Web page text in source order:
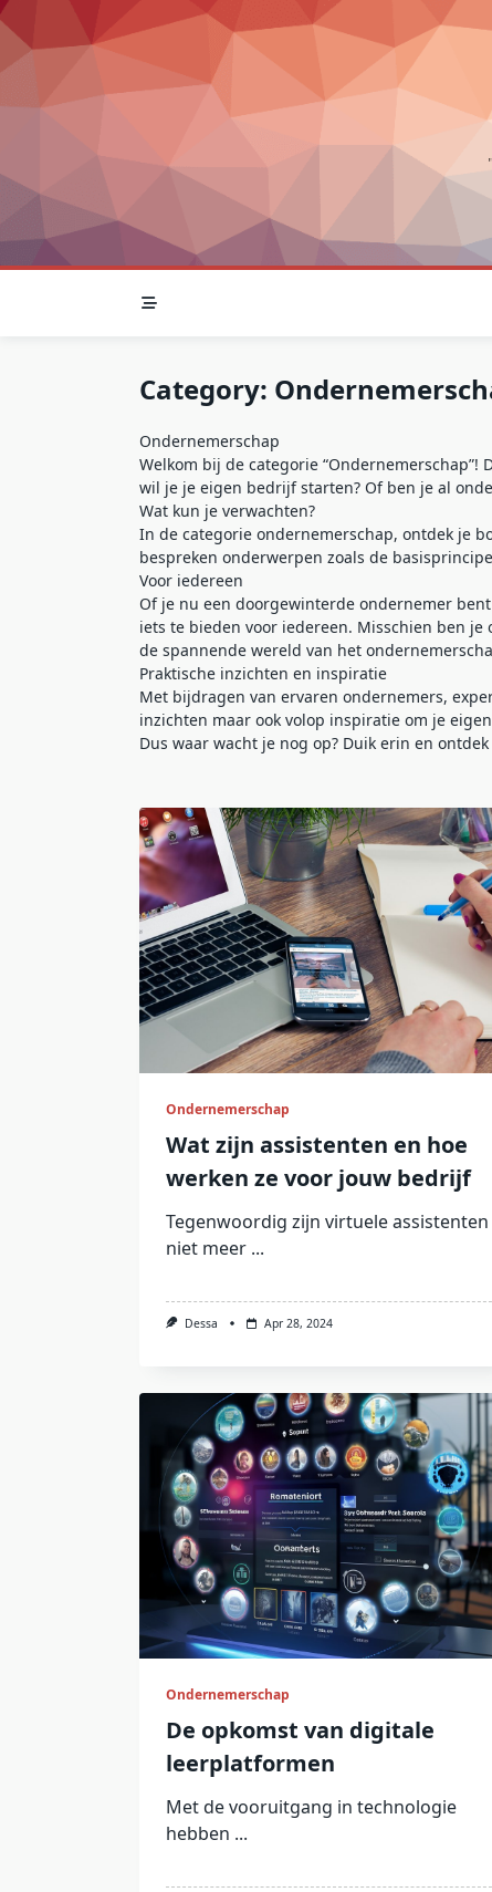
Skip
to
content
Category:
Ondernemerschap
Welkom bij de categorie
wil je je eigen bedrijf starten? Of ben je al
Wat kun je verwachten?
In de categorie ondernemerschap, ontdek je
bespreken onderwerpen zoals de
Voor iedereen
Of je nu een doorgewinterde ondernemer
iets te bieden voor iedereen. Misschien ben
de spannende wereld van het
Praktische inzichten en inspiratie
Met bijdragen van ervaren ondernemers,
inzichten maar ook volop inspiratie om je
Dus waar wacht je nog op? Duik erin en
Ondernemerschap
Wat zijn assistenten en hoe
werken ze voor jouw bedrijf
Tegenwoordig zijn virtuele assistenten
niet meer ...
Dessa Apr 28, 2024
Ondernemerschap
De opkomst van digitale
leerplatformen
Met de vooruitgang in technologie
hebben ...